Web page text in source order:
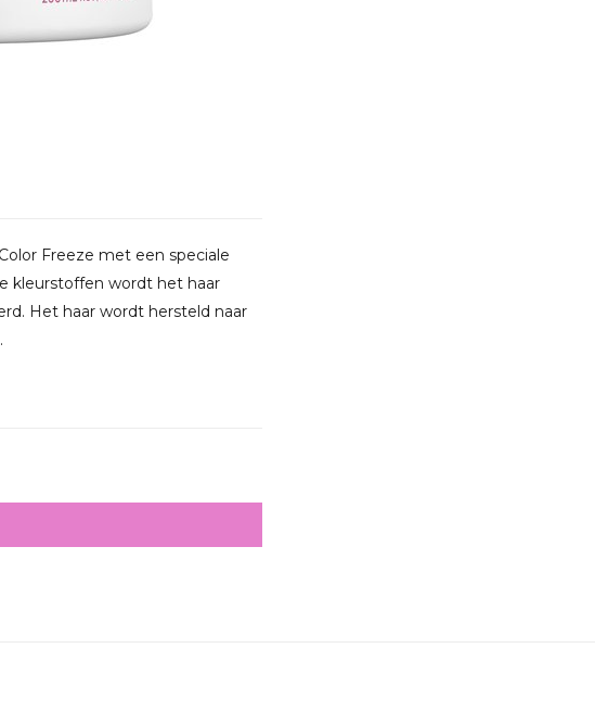
Freeze met een speciale
kleurstoffen wordt het haar
Het haar wordt hersteld naar